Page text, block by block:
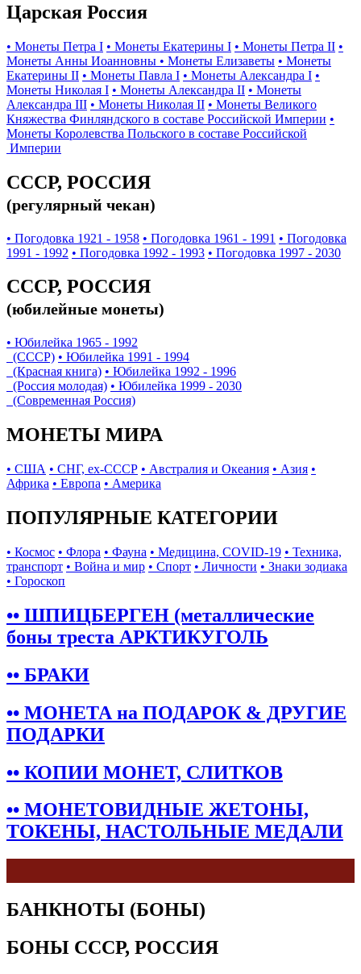
Царская Россия
• Монеты Петра I • Монеты Екатерины I • Монеты Петра II •
Монеты Анны Иоанновны • Монеты Елизаветы • Монеты
Екатерины II • Монеты Павла I • Монеты Александра I •
Монеты Николая I • Монеты Александра II • Монеты
Александра III • Монеты Николая II • Монеты Великого
Княжества Финляндского в составе Российской Империи •
Монеты Королевства Польского в составе Российской
Империи
СССР, РОССИЯ
(регулярный чекан)
• Погодовка 1921 - 1958 • Погодовка 1961 - 1991 • Погодовка
1991 - 1992 • Погодовка 1992 - 1993 • Погодовка 1997 - 2030
СССР, РОССИЯ
(юбилейные монеты)
• Юбилейка 1965 - 1992
(СССР) • Юбилейка 1991 - 1994
(Красная книга) • Юбилейка 1992 - 1996
(Россия молодая) • Юбилейка 1999 - 2030
(Современная Россия)
МОНЕТЫ МИРА
• США • СНГ, ex-СССР • Австралия и Океания • Азия •
Африка • Европа • Америка
ПОПУЛЯРНЫЕ КАТЕГОРИИ
• Космос • Флора • Фауна • Медицина, COVID-19 • Техника,
транспорт • Война и мир • Спорт • Личности • Знаки зодиака
• Гороскоп
•• ШПИЦБЕРГЕН (металлические
боны треста АРКТИКУГОЛЬ
•• БРАКИ
•• МОНЕТА на ПОДАРОК & ДРУГИЕ
ПОДАРКИ
•• КОПИИ МОНЕТ, СЛИТКОВ
•• МОНЕТОВИДНЫЕ ЖЕТОНЫ,
ТОКЕНЫ, НАСТОЛЬНЫЕ МЕДАЛИ
БАНКНОТЫ (БОНЫ)
БОНЫ СССР, РОССИЯ